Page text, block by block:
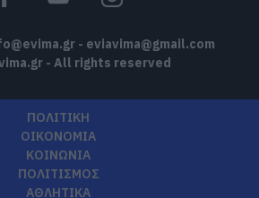
- eviavima@gmail.com
- All rights reserved
ΠΟΛΙΤΙΚΗ
ΟΙΚΟΝΟΜΙΑ
ΚΟΙΝΩΝΙΑ
ΠΟΛΙΤΙΣΜΟΣ
ΑΘΛΗΤΙΚΑ